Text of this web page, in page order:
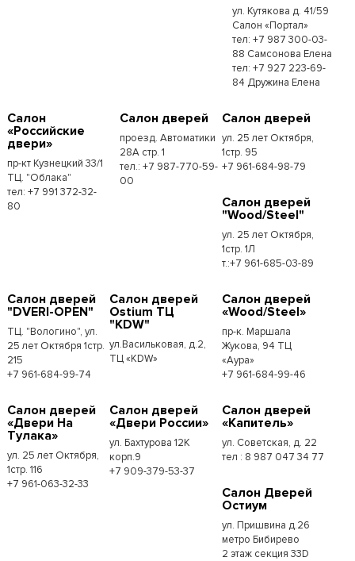
ул. Кутякова д. 41/59
Салон «Портал»
тел: +7 987 300-03-
88 Самсонова Елена
тел: +7 927 223-69-
84 Дружина Елена
Салон
«Российские
двери»
пр-кт Кузнецкий 33/1
ТЦ. "Облака"
тел: +7 991 372-32-
80
Салон дверей
проезд. Автоматики
28А стр. 1
тел.: +7 987-770-59-
00
Салон дверей
ул. 25 лет Октября,
1стр. 95
+7 961-684-98-79
Салон дверей
"Wood/Steel"
ул. 25 лет Октября,
1стр. 1Л
т.:+7 961-685-03-89
Салон дверей
"DVERI-OPEN"
ТЦ. "Вологино", ул.
25 лет Октября 1стр.
215
+7 961-684-99-74
Салон дверей
Ostium ТЦ
"KDW"
ул.Васильковая, д.2,
ТЦ «KDW»
Салон дверей
«Wood/Steel»
пр-к. Маршала
Жукова, 94 ТЦ
«Аура»
+7 961-684-99-46
Салон дверей
«Двери На
Тулака»
ул. 25 лет Октября,
1стр. 116
+7 961-063-32-33
Салон дверей
«Двери России»
ул. Бахтурова 12К
корп.9
+7 909-379-53-37
Салон дверей
«Капитель»
ул. Советская, д. 22
тел : 8 987 047 34 77
Салон Дверей
Остиум
ул. Пришвина д.26
метро Бибирево
2 этаж секция 33D